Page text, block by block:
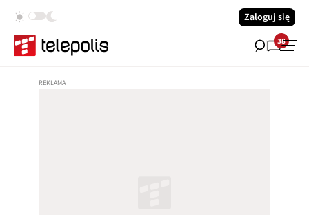
Zaloguj się
38